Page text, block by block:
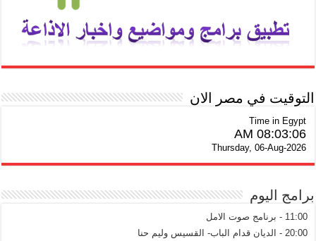
التوقيت في مصر الان
Time in Egypt
08:03:07 AM
Thursday, 06-Aug-2026
برامج اليوم
11:00 - برنامج صوت الامل
20:00 - الديان قدام الباب- القسيس وليم حنا